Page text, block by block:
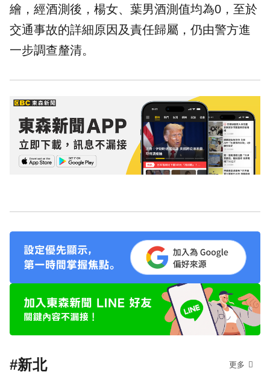
繪，經酒測後，楊女、葉男酒測值均為0，至於
交通事故的詳細原因及責任歸屬，仍由警方進
一步調查釐清。
#新北 更多